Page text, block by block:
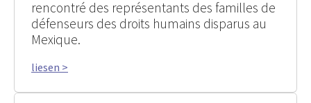
rencontré des représentants des familles de
défenseurs des droits humains disparus au
Mexique.
liesen >